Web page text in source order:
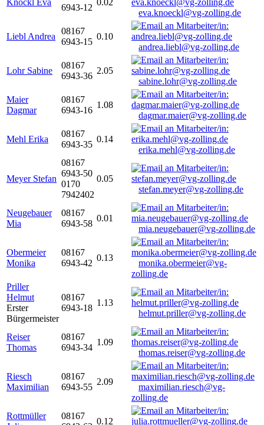
Knöckl Eva
6943-12
0.02
eva.knoeckl@vg-zolling.de
Liebl Andrea
08167
6943-15
0.10
andrea.liebl@vg-zolling.de
Lohr Sabine
08167
6943-36
2.05
sabine.lohr@vg-zolling.de
Maier
Dagmar
08167
6943-16
1.08
dagmar.maier@vg-zolling.de
Mehl Erika
08167
6943-35
0.14
erika.mehl@vg-zolling.de
Meyer Stefan
08167
6943-50
0170
7942402
0.05
stefan.meyer@vg-zolling.de
Neugebauer
Mia
08167
6943-58
0.01
mia.neugebauer@vg-zolling.de
Obermeier
Monika
08167
6943-42
0.13
monika.obermeier@vg-
zolling.de
Priller
Helmut
Erster
Bürgermeister
08167
6943-18
1.13
helmut.priller@vg-zolling.de
Reiser
Thomas
08167
6943-34
1.09
thomas.reiser@vg-zolling.de
Riesch
Maximilian
08167
6943-55
2.09
maximilian.riesch@vg-
zolling.de
Rottmüller
08167
0.12